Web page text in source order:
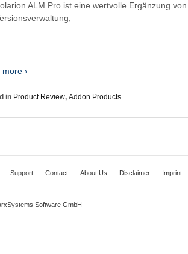
ALM Pro ist eine wertvolle Ergänzung
›
in Product Review, Addon Products
Support Contact About Us Disclaimer Imprint
Software GmbH